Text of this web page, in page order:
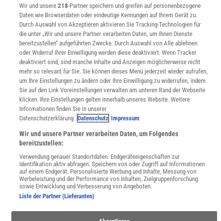
WEBSEITEN
KielSCN
Wissenschaft in die Schulen
SciLogs
Uns finden Sie auch hier:
Wir und unsere218-Partner speichern und greifen auf personenbezogene
Daten wie Browserdaten oder eindeutige Kennungen auf Ihrem Gerät zu.
Durch Auswahl von Akzeptieren aktivieren Sie Tracking-Technologien für
die unter „Wir und unsere Partner verarbeiten Daten, um Ihnen Dienste
bereitzustellen“ aufgeführten Zwecke. Durch Auswahl von Alle ablehnen
oder Widerruf Ihrer Einwilligung werden diese deaktiviert. Wenn Tracker
deaktiviert sind, sind manche Inhalte und Anzeigen möglicherweise nicht
mehr so relevant für Sie. Sie können dieses Menü jederzeit wieder aufrufen,
um Ihre Einstellungen zu ändern oder Ihre Einwilligung zu widerrufen, indem
Sie auf den Link Voreinstellungen verwalten am unteren Rand der Webseite
klicken. Ihre Einstellungen gelten innerhalb unseres Website. Weitere
Informationen finden Sie in unserer
Datenschutzerklärung. Datenschutz Impressum
Wir und unsere Partner verarbeiten Daten, um Folgendes
bereitzustellen:
Verwendung genauer Standortdaten. Endgeräteeigenschaften zur
Identifikation aktiv abfragen. Speichern von oder Zugriff auf Informationen
auf einem Endgerät. Personalisierte Werbung und Inhalte, Messung von
Werbeleistung und der Performance von Inhalten, Zielgruppenforschung
sowie Entwicklung und Verbesserung von Angeboten.
Liste der Partner (Lieferanten)